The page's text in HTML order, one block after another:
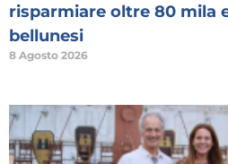
risparmiare oltre 80 mila
bellunesi
8 Agosto 2026